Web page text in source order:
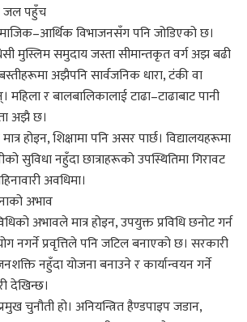
जल पहुँच
विभाजनसँग पनि जोडिएको छ।
मुस्लिम समुदाय जस्ता सीमान्तकृत वर्ग अझ बढी
अझैपनि सार्वजनिक धारा, टंकी वा
र बालबालिकालाई टाढा–टाढाबाट पानी
अझै छ।
होइन, शिक्षामा पनि असर पार्छ। विद्यालयहरूमा
सुविधा नहुँदा छात्राहरूको उपस्थितिमा गिरावट
अवधिमा।
अभाव
अभावले मात्र होइन, उपयुक्त प्रविधि छनोट गर्न
नगर्ने प्रवृत्तिले पनि जटिल बनाएको छ। सरकारी
नहुँदा योजना बनाउने र कार्यान्वयन गर्ने
देखिन्छ।
चुनौती हो। अनियन्त्रित हैण्डपाइप जडान,